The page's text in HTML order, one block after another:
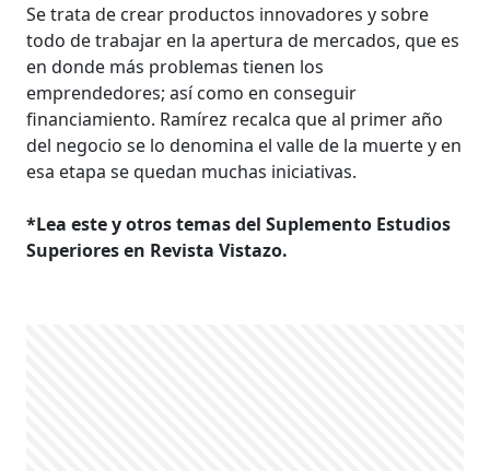
Se trata de crear productos innovadores y sobre
todo de trabajar en la apertura de mercados, que es
en donde más problemas tienen los
emprendedores; así como en conseguir
financiamiento. Ramírez recalca que al primer año
del negocio se lo denomina el valle de la muerte y en
esa etapa se quedan muchas iniciativas.
*Lea este y otros temas del Suplemento Estudios
Superiores en Revista Vistazo.